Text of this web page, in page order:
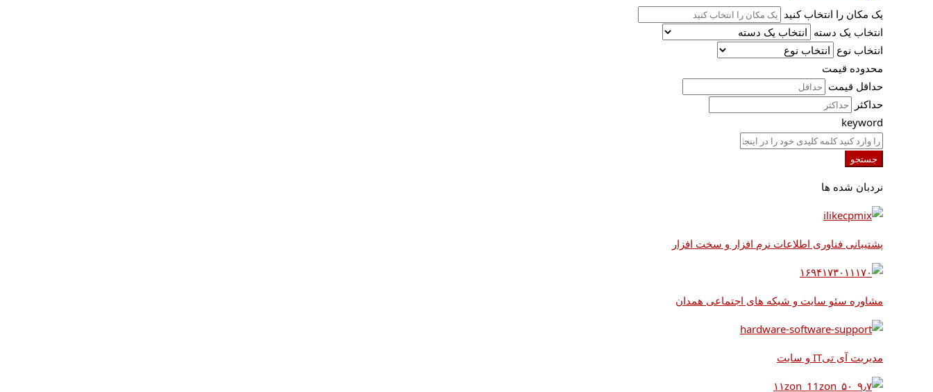
یک مکان را انتخاب کنید
انتخاب یک دسته
انتخاب نوع
محدوده قیمت
حداقل قیمت
حداکثر
keyword
جستجو
نردبان شده ها
پشتیبانی فناوری اطلاعات نرم افزار و سخت افزار
مشاوره سئو سایت و شبکه های اجتماعی همدان
مدیریت آی تیIT و سایت